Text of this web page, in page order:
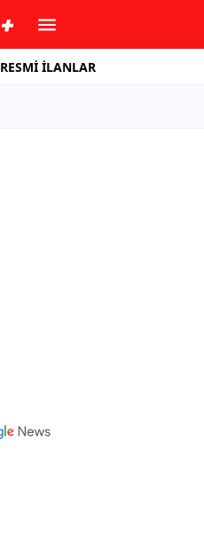
RESMİ İLANLAR